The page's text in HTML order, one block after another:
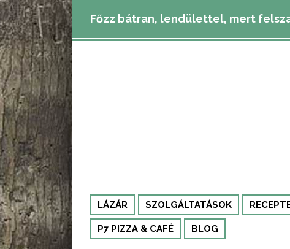
Főzz bátran, lendülettel, mert
LÁZÁR SZOLGÁLTATÁSOK
P7 PIZZA & CAFÉ BLOG